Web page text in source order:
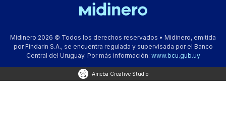
Midinero 2026 © Todos los derechos reservados • Midinero, emitida
por Findarin S.A., se encuentra regulada y supervisada por el Banco
Central del Uruguay. Por más información: www.bcu.gub.uy
Ameba Creative Studio